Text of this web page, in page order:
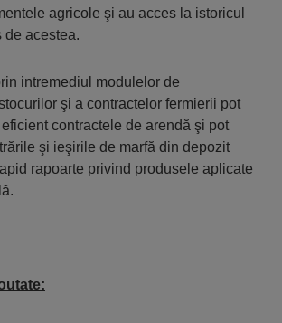
agricole şi au acces la istoricul
de acestea.
intremediul modulelor de
şi a contractelor fermierii pot
contractele de arendă şi pot
şi ieşirile de marfă din depozit
rapoarte privind produsele aplicate